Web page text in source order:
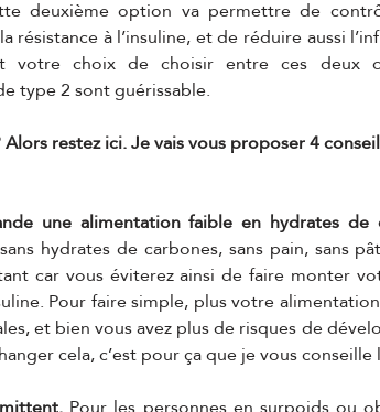
deuxième option va permettre de
résistance à l’insuline, et de réduire aussi
votre choix de choisir entre ces deux
type 2 sont guérissable.
restez ici. Je vais vous proposer 4
une alimentation faible en hydrates
hydrates de carbones, sans pain, sans
car vous éviterez ainsi de faire monter
Pour faire simple, plus votre
et bien vous avez plus de risques de
cela, c’est pour ça que je vous